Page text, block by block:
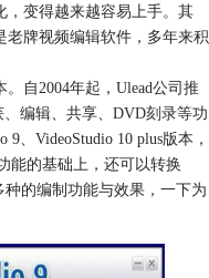
，变得越来越容易上手。其
牌视频编辑软件，多年来积
自2004年起，Ulead公司推
编辑、共享、DVD刻录等功
、VideoStudio 10 plus版本，
能的基础上，还可以转换
的编制功能与效果，一下为